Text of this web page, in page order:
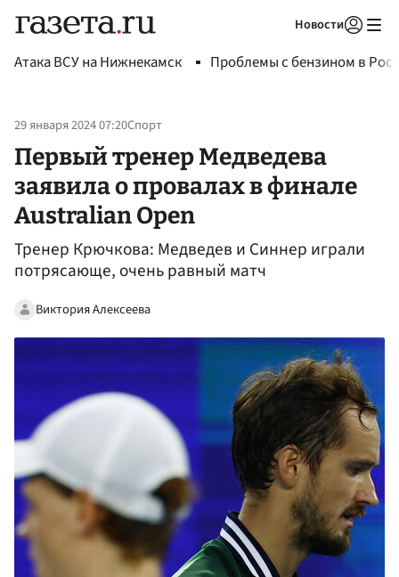
Новости
Атака ВСУ на Нижнекамск Проблемы с бензином в
29 января 2024 07:20Спорт
Первый тренер Медведева
заявила о провалах в финале
Australian Open
Тренер Крючкова: Медведев и Синнер играли
потрясающе, очень равный матч
Виктория Алексеева